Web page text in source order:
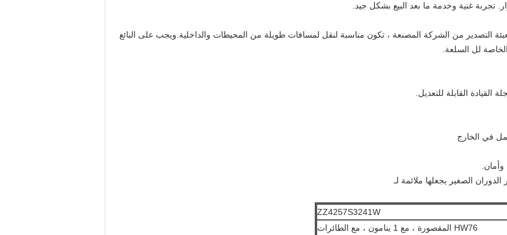
تجربة غنية وخدمة ما بعد البيع بشكل جيد.
التصدير من الشركة المصنعة ، تكون مناسبة لنقل لمسافات طويلة من المحيطات والداخلية.ويجب على البائع
لل السلعة.
ZZ4257S3241W
HW76 المقصورة ، مع 1 ينامون ، مع الطائرات